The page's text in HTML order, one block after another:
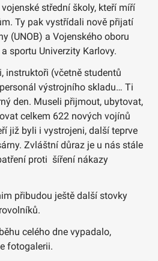
střední školy, kteří míří
Ty pak vystřídali nově přijatí
(UNOB) a Vojenského oboru
sportu Univerzity Karlovy.
instruktoři (včetně studentů
výstrojního skladu… Ti
den. Museli přijmout, ubytovat,
celkem 622 nových vojínů
již byli i vystrojeni, další teprve
Zvláštní důraz je u nás stále
proti šíření nákazy
přibudou ještě další stovky
celého dne vypadalo,
fotogalerii.